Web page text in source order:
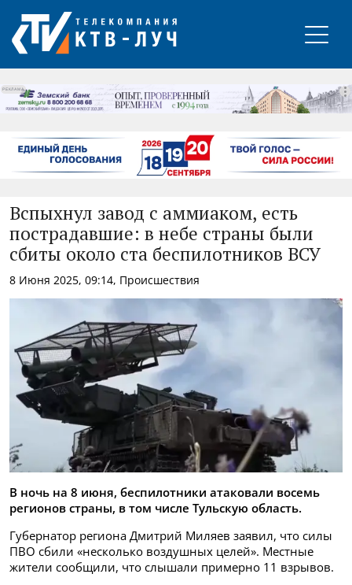
РЕКЛАМА
Вспыхнул завод с аммиаком, есть
пострадавшие: в небе страны были
сбиты около ста беспилотников ВСУ
8 Июня 2025, 09:14, Происшествия
В ночь на 8 июня, беспилотники атаковали восемь
регионов страны, в том числе Тульскую область.
Губернатор региона Дмитрий Миляев заявил, что силы
ПВО сбили «несколько воздушных целей». Местные
жители сообщили, что слышали примерно 11 взрывов.